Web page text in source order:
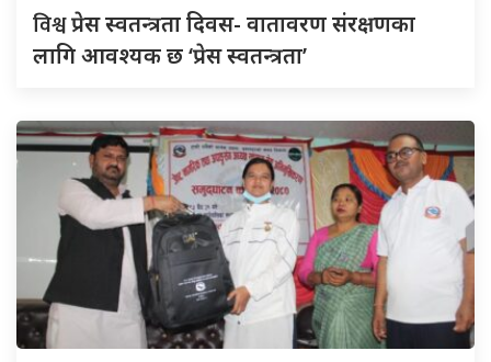
विश्वप्रेस स्वतन्त्रता दिवस- वातावरण संरक्षणका
लागि आवश्यक छ ‘प्रेस स्वतन्त्रता’